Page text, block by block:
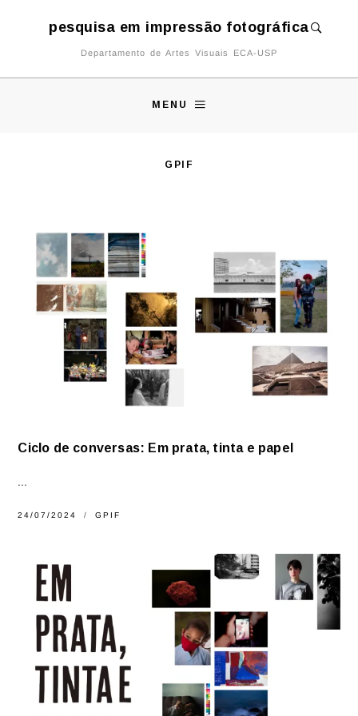
pesquisa em impressão fotográfica
Departamento de Artes Visuais ECA-USP
MENU
GPIF
Ciclo de conversas: Em prata, tinta e papel
...
24/07/2024 GPIF